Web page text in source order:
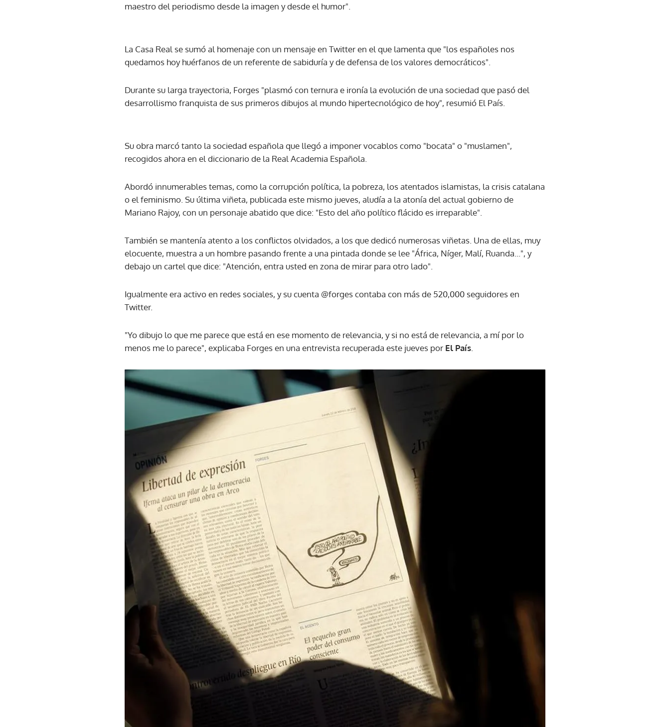
Gracias por suscribirte a nuestro boletín.
ACEPTAR
maestro del periodismo desde la imagen y desde el humor".
La Casa Real se sumó al homenaje con un mensaje en Twitter en el que lamenta que "los españoles nos
quedamos hoy huérfanos de un referente de sabiduría y de defensa de los valores democráticos".
Durante su larga trayectoria, Forges "plasmó con ternura e ironía la evolución de una sociedad que pasó del
desarrollismo franquista de sus primeros dibujos al mundo hipertecnológico de hoy", resumió El País.
Su obra marcó tanto la sociedad española que llegó a imponer vocablos como "bocata" o "muslamen",
recogidos ahora en el diccionario de la Real Academia Española.
Abordó innumerables temas, como la corrupción política, la pobreza, los atentados islamistas, la crisis catalana
o el feminismo. Su última viñeta, publicada este mismo jueves, aludía a la atonía del actual gobierno de
Mariano Rajoy, con un personaje abatido que dice: "Esto del año político flácido es irreparable".
También se mantenía atento a los conflictos olvidados, a los que dedicó numerosas viñetas. Una de ellas, muy
elocuente, muestra a un hombre pasando frente a una pintada donde se lee "África, Níger, Malí, Ruanda...", y
debajo un cartel que dice: "Atención, entra usted en zona de mirar para otro lado".
Igualmente era activo en redes sociales, y su cuenta @forges contaba con más de 520,000 seguidores en
Twitter.
"Yo dibujo lo que me parece que está en ese momento de relevancia, y si no está de relevancia, a mí por lo
menos me lo parece", explicaba Forges en una entrevista recuperada este jueves por El País